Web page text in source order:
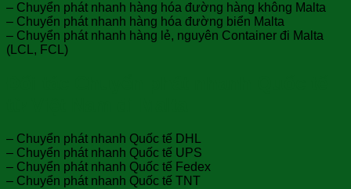
– Chuyển phát nhanh hàng hóa đường hàng không Malta
– Chuyển phát nhanh hàng hóa đường biển Malta
– Chuyển phát nhanh hàng lẻ, nguyên Container đi Malta
(LCL, FCL)
– Chuyển phát nhanh Quốc tế DHL
– Chuyển phát nhanh Quốc tế UPS
– Chuyển phát nhanh Quốc tế Fedex
– Chuyển phát nhanh Quốc tế TNT